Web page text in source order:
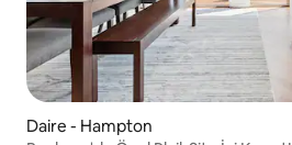
Daire - Hampton